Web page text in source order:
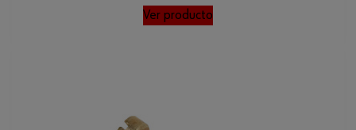
Ver producto